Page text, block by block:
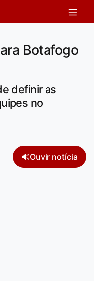
Botafogo
definir as
no
🔊Ouvir notícia